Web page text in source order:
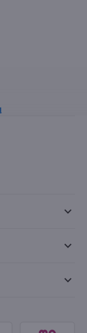
keyboard_arrow_down
keyboard_arrow_down
keyboard_arrow_down